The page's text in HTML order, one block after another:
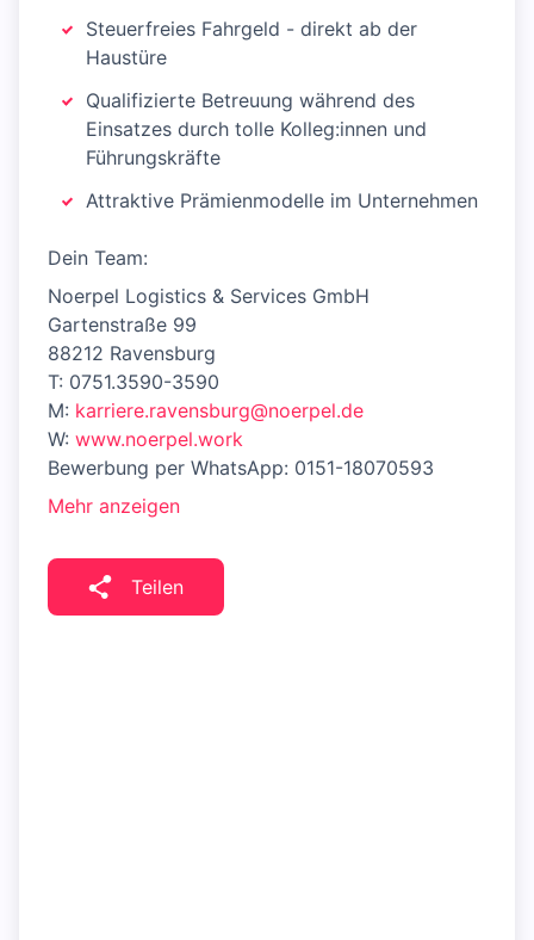
Steuerfreies Fahrgeld - direkt ab der
Haustüre
Qualifizierte Betreuung während des
Einsatzes durch tolle Kolleg:innen und
Führungskräfte
Attraktive Prämienmodelle im Unternehmen
Dein Team:
Noerpel Logistics & Services GmbH
Gartenstraße 99
88212 Ravensburg
T: 0751.3590-3590
M: karriere.ravensburg@noerpel.de
W: www.noerpel.work
Bewerbung per WhatsApp: 0151-18070593
Mehr anzeigen
Teilen